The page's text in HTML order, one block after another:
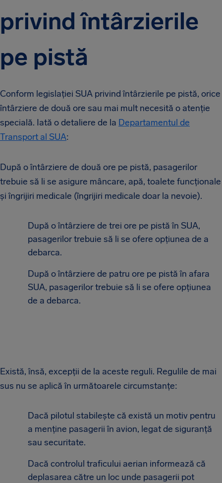
privind întârzierile
pe pistă
Conform legislației SUA privind întârzierile pe pistă, orice
întârziere de două ore sau mai mult necesită o atenție
specială. Iată o detaliere de la Departamentul de
Transport al SUA:
După o întârziere de două ore pe pistă, pasagerilor
trebuie să li se asigure mâncare, apă, toalete funcționale
și îngrijiri medicale (îngrijiri medicale doar la nevoie).
După o întârziere de trei ore pe pistă în SUA,
pasagerilor trebuie să li se ofere opțiunea de a
debarca.
După o întârziere de patru ore pe pistă în afara
SUA, pasagerilor trebuie să li se ofere opțiunea
de a debarca.
Există, însă, excepții de la aceste reguli. Regulile de mai
sus nu se aplică în următoarele circumstanțe:
Dacă pilotul stabilește că există un motiv pentru
a menține pasagerii în avion, legat de siguranță
sau securitate.
Dacă controlul traficului aerian informează că
deplasarea către un loc unde pasagerii pot